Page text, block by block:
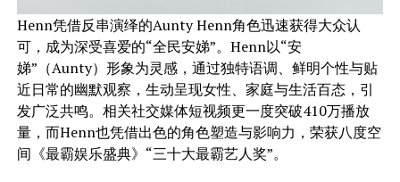
Henn凭借反串演绎的Aunty Henn角色迅速获得大众认
可，成为深受喜爱的“全民安娣”。Henn以“安
娣”（Aunty）形象为灵感，通过独特语调、鲜明个性与贴
近日常的幽默观察，生动呈现女性、家庭与生活百态，引
发广泛共鸣。相关社交媒体短视频更一度突破410万播放
量，而Henn也凭借出色的角色塑造与影响力，荣获八度空
间《最霸娱乐盛典》“三十大最霸艺人奖”。